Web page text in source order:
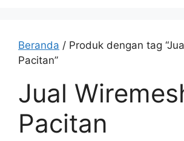
Beranda / Produk dengan tag
Pacitan”
Jual
Pacitan